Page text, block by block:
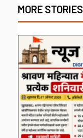
MORE STORIES